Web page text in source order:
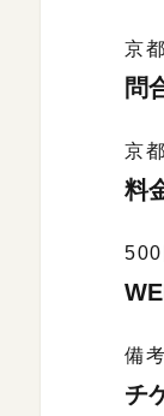
京
問
京
料
500
備
チ